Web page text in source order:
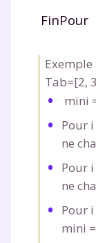
FinPour
Tab=[2,
mini
Pour i
ne
Pour i
ne
Pour i
mini =